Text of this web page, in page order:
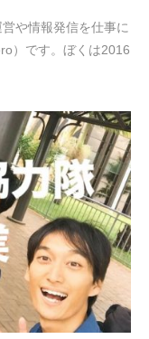
や情報発信を仕事に
）です。ぼくは2016